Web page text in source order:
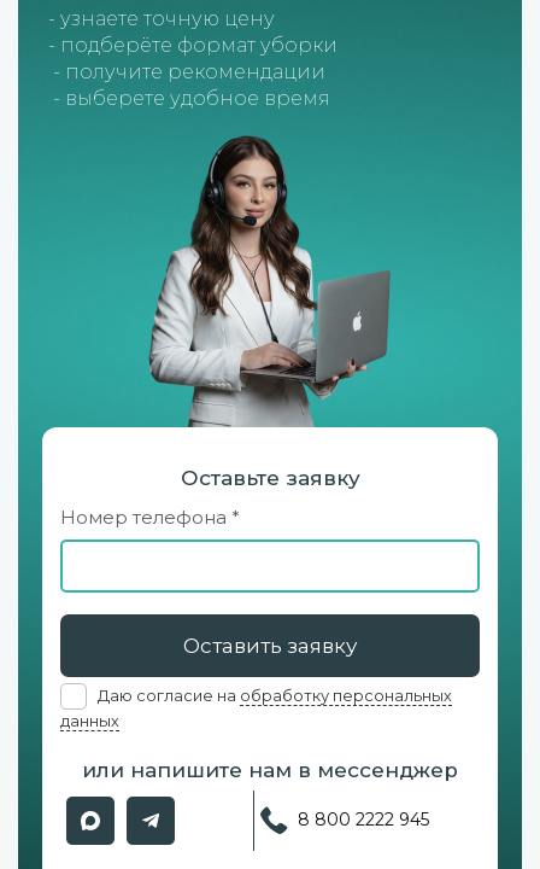
- узнаете точную цену
- подберёте формат уборки
- получите рекомендации
- выберете удобное время
Оставьте заявку
Номер телефона *
Оставить заявку
Даю согласие на обработку персональных
данных
или напишите нам в мессенджер
8 800 2222 945